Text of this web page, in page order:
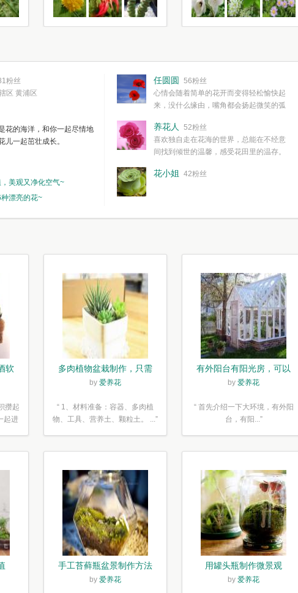
粉丝
区 黄浦区
花的海洋，和你一起尽情地
儿一起茁壮成长。
美观又净化空气~
漂亮的花~
任圆圆
56粉丝
心情会随着简单的花开而变得轻松愉快起
来，没什么缘由，嘴角都会扬起微笑的弧
简单愉快的心情，这些都不需要想得太多，其实都是
我们自己复杂了生活和心境。
养花人
52粉丝
喜欢独自走在花海的世界，总能在不经意
间找到倾世的温馨，感受花田里的温存。
花小姐 42粉丝
软
攒起
起进
多肉植物盆栽制作，只需
简单6步
by 爱养花
“ 1、材料准备：容器、多肉植
物、工具、营养土、颗粒土。 ...”
有外阳台有阳光房，可以
露养！为了肉肉，任性又
by 爱养花
“ 首先介绍一下大环境，有外阳
台，有阳...”
手工苔藓瓶盆景制作方法
by 爱养花
用罐头瓶制作微景观
by 爱养花